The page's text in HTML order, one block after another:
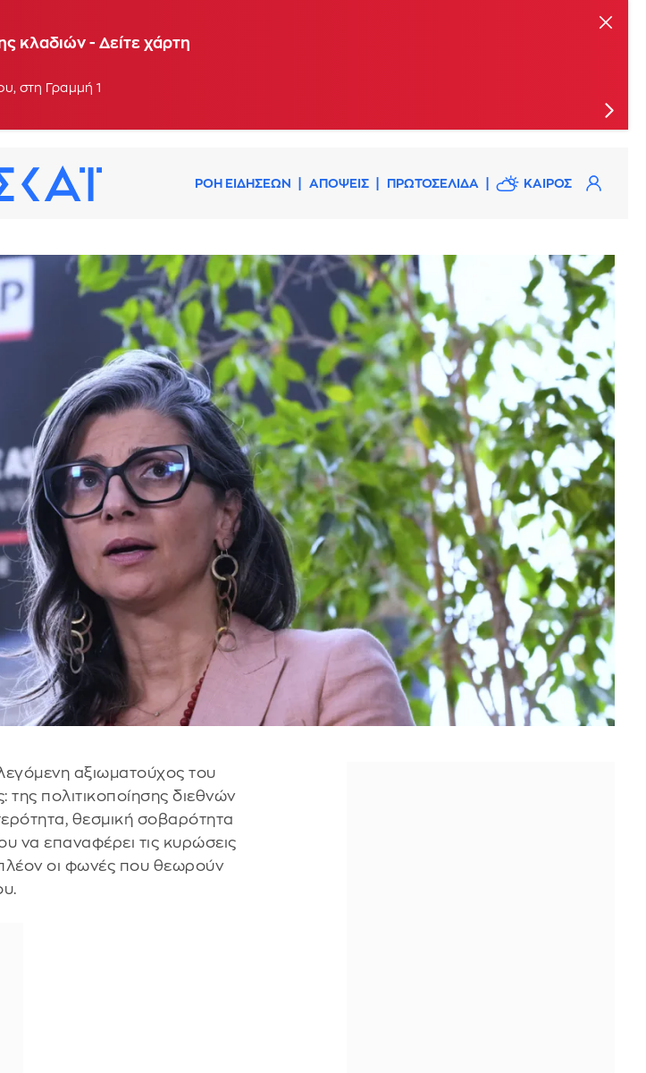
κλαδιών - Δείτε χάρτη
στη Γραμμή 1
ΡΟΗ ΕΙΔΗΣΕΩΝ ΑΠΟΨΕΙΣ ΠΡΩΤΟΣΕΛΙΔΑ ΚΑΙΡΟΣ
αξιωματούχος του
πολιτικοποίησης διεθνών
θεσμική σοβαρότητα
να επαναφέρει τις κυρώσεις
πλέον οι φωνές που θεωρούν